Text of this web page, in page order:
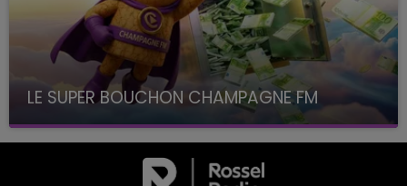
LE SUPER BOUCHON CHAMPAGNE FM
avec La Famille Champagne FM, à 8H10